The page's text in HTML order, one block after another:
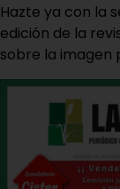
Hazte ya con la
edición de la
sobre la imagen